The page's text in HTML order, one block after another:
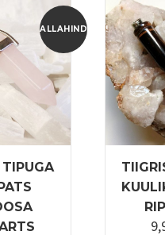
ALLAHINDLUS!
TIPUGA